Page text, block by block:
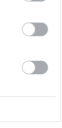
για τη
μας. Οι